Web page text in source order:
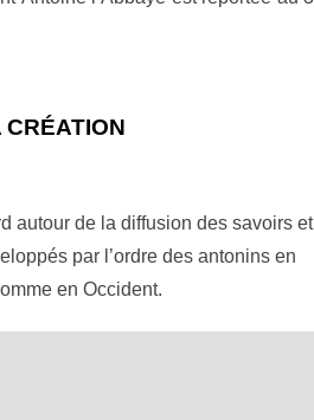
CRÉATION
autour de la diffusion des savoirs et
par l’ordre des antonins en
en Occident.